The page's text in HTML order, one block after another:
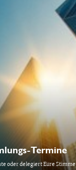
Termine
oder delegiert Eure